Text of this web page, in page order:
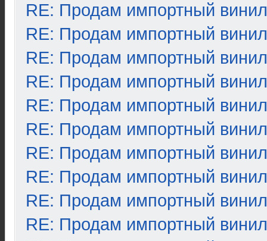
RE: Продам импортный винил
RE: Продам импортный винил
RE: Продам импортный винил
RE: Продам импортный винил
RE: Продам импортный винил
RE: Продам импортный винил
RE: Продам импортный винил
RE: Продам импортный винил
RE: Продам импортный винил
RE: Продам импортный винил